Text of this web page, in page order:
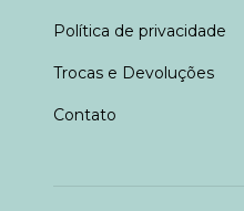
Política de privacidade
Trocas e Devoluções
Contato